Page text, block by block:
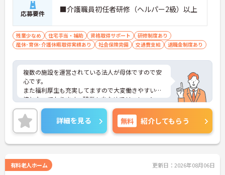
応募要件 ■介護職員初任者研修（ヘルパー2級）以上
残業少なめ 住宅手当・補助 資格取得サポート
研修制度あり
産休･育休･介護休暇取得実績あり
社会保険完備 交通費支給 退職金制度あり
複数の施設を運営されている法人が母体ですので安
心です。
また福利厚生も充実してますので大変働きやすい環
境となっております。残業も少なめでリフレッシュ
休暇もございます。
ご興味のあるかたには面接対策ポイントなどさらに
詳細をお話いたしますので、お気軽にご相談くださ
い。
詳細を見る 無料 紹介してもらう
有料老人ホーム 更新日：2026年08月06日